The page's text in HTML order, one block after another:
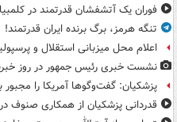
فوران یک آتشفشان قدرتمند در کلمبیا
تنگه هرمز، برگ برنده ایران قدرتمند!
اعلام محل میزبانی استقلال و
نشست خبری رئیس جمهور در روز
پزشکیان: گفت‌وگوها آمریکا را
قدردانی پزشکیان از همکاری صنوف